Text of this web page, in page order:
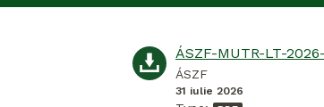
ÁSZF-MUTR-LT-
ÁSZF
31 iulie 2026